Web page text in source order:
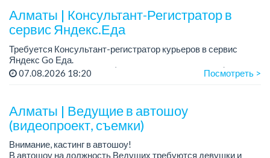
Алматы | Консультант-Регистратор в
сервис Яндекс.Еда
Требуется Консультант-регистратор курьеров в сервис
Яндекс Go Еда.
Условия: работа в офисе (Абылай хана - Макатаева).
07.08.2026 18:20 Посмотреть >
Алматы | Ведущие в автошоу
(видеопроект, съемки)
Внимание, кастинг в автошоу!
В автошоу на должность Ведущих требуются девушки и